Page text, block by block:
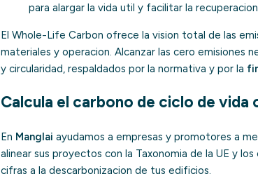
para alargar la vida util y facilitar la
El Whole-Life Carbon ofrece la vision total de las
materiales y operacion. Alcanzar las cero emisiones
y circularidad, respaldados por la normativa y por la
Calcula el carbono de ciclo de vida
En Manglai ayudamos a empresas y promotores a
alinear sus proyectos con la Taxonomia de la UE y
cifras a la descarbonizacion de tus edificios.